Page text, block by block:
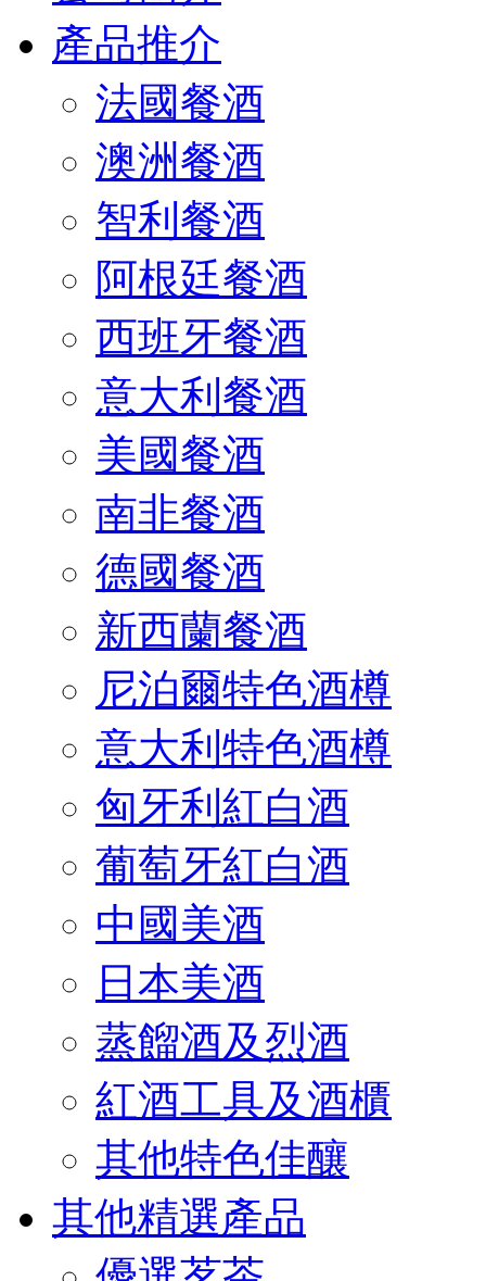
產品推介
法國餐酒
澳洲餐酒
智利餐酒
阿根廷餐酒
西班牙餐酒
意大利餐酒
美國餐酒
南非餐酒
德國餐酒
新西蘭餐酒
尼泊爾特色酒樽
意大利特色酒樽
匈牙利紅白酒
葡萄牙紅白酒
中國美酒
日本美酒
蒸餾酒及烈酒
紅酒工具及酒櫃
其他特色佳釀
其他精選產品